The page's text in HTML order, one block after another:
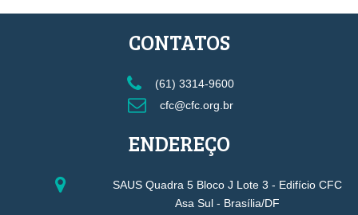
CONTATOS
(61) 3314-9600
cfc@cfc.org.br
ENDEREÇO
SAUS Quadra 5 Bloco J Lote 3 - Edifício CFC
Asa Sul - Brasília/DF